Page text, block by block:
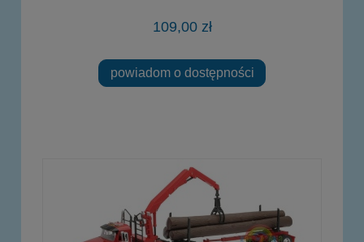
109,00 zł
powiadom o dostępności